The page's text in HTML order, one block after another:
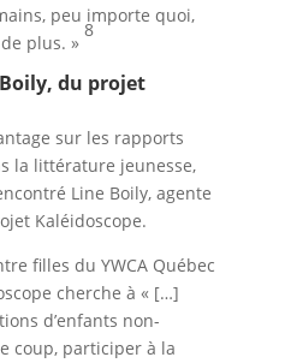
peu importe quoi,
de plus. »
8
du projet
sur les rapports
la littérature jeunesse,
Line Boily, agente
Kaléidoscope.
filles du YWCA Québec
cherche à « […]
d’enfants non-
coup, participer à la